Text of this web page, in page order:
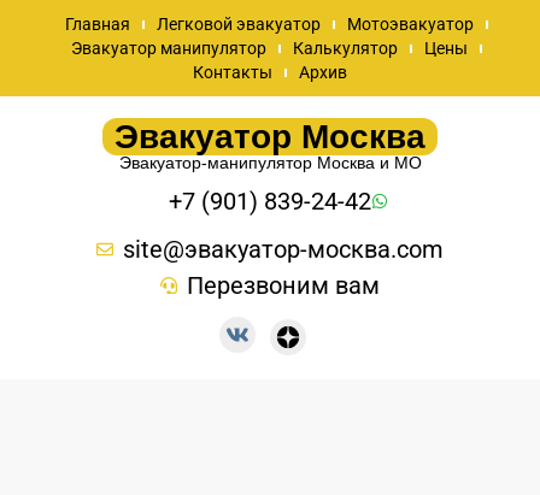
Главная Легковой эвакуатор
Мотоэвакуатор
Эвакуатор манипулятор
Калькулятор
Цены
Контакты
Архив
Эвакуатор Москва
Эвакуатор-манипулятор Москва и МО
+7 (901) 839-24-42
site@эвакуатор-москва.com
Перезвоним вам